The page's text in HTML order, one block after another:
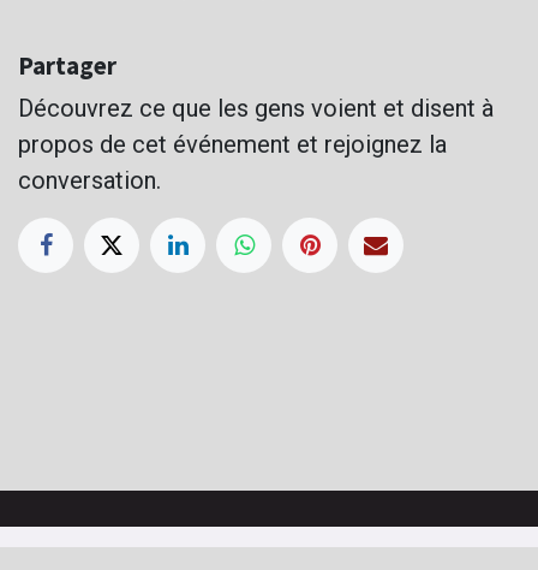
Partager
Découvrez ce que les gens voient et disent à
propos de cet événement et rejoignez la
conversation.